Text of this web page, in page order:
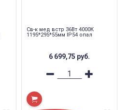
Св-к мед встр 36Вт 4000К
1195*295*55мм IP54 опал
6 699,75 руб.